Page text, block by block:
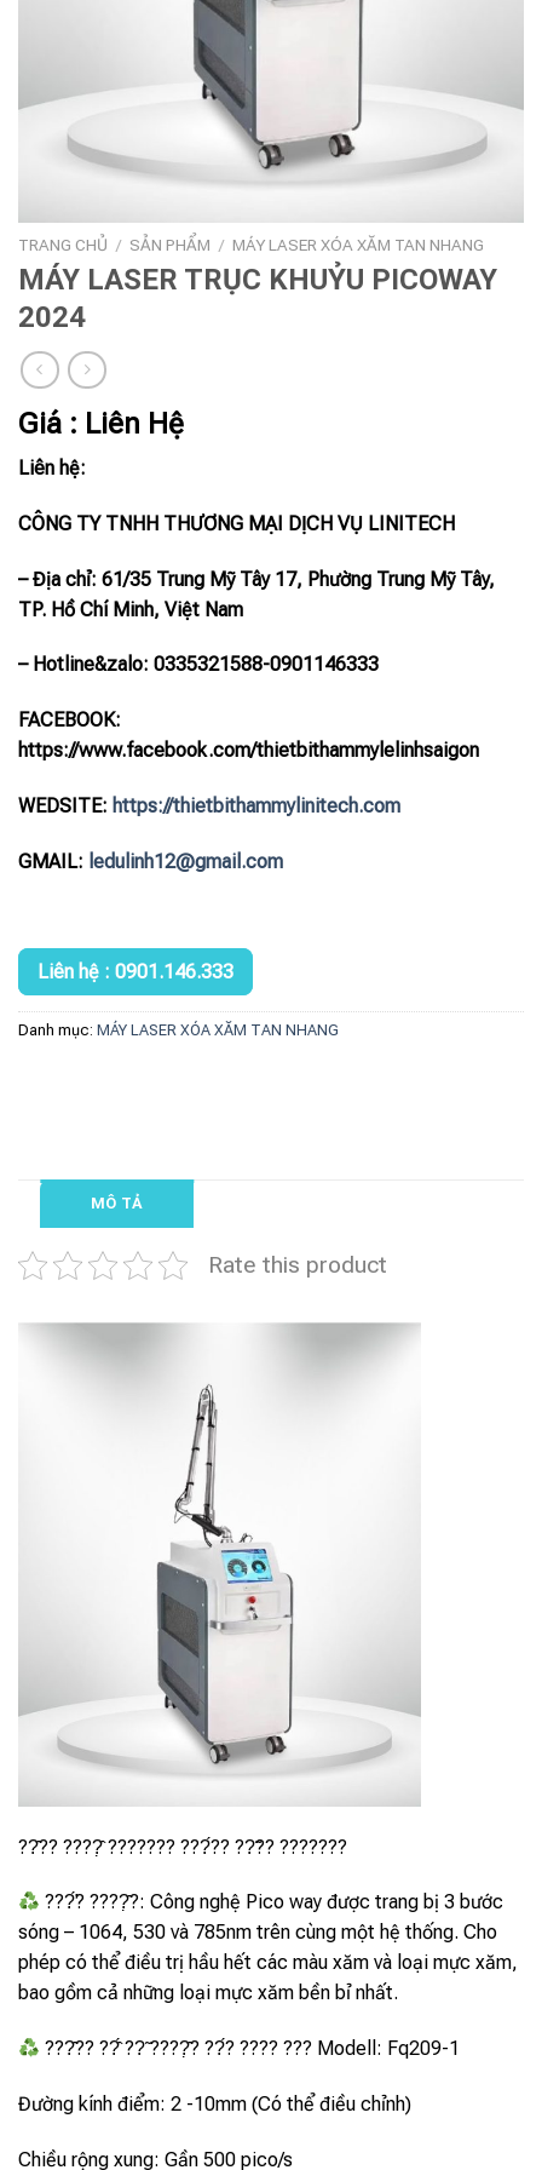
TRANG CHỦ / SẢN PHẨM / MÁY LASER XÓA XĂM TAN NHANG
MÁY LASER TRỤC KHUỶU PICOWAY
2024
Giá : Liên Hệ
Liên hệ:
CÔNG TY TNHH THƯƠNG MẠI DỊCH VỤ LINITECH
– Địa chỉ: 61/35 Trung Mỹ Tây 17, Phường Trung Mỹ Tây,
TP. Hồ Chí Minh, Việt Nam
– Hotline&zalo: 0335321588-0901146333
FACEBOOK:
https://www.facebook.com/thietbithammylelinhsaigon
WEDSITE: https://thietbithammylinitech.com
GMAIL: ledulinh12@gmail.com
Liên hệ : 0901.146.333
Danh mục: MÁY LASER XÓA XĂM TAN NHANG
MÔ TẢ
Rate this product
??̂?? ????̣̂ ??????? ???́?? ??̃?? ???????
???̛́? ????̣̂?: Công nghệ Pico way được trang bị 3 bước
sóng – 1064, 530 và 785nm trên cùng một hệ thống. Cho
phép có thể điều trị hầu hết các màu xăm và loại mực xăm,
bao gồm cả những loại mực xăm bền bỉ nhất.
???̂?? ??̂́ ??̃ ????̣̂? ??́? ???? ??? Modell: Fq209-1
Đường kính điểm: 2 -10mm (Có thể điều chỉnh)
Chiều rộng xung: Gần 500 pico/s